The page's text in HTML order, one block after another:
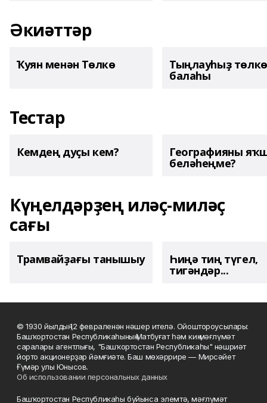
Әкиәттәр
Ҡуян менән Төлкө Тыңлауһыҙ төлкө
балаһы
Тестар
Кемдең дуҫы кем? Географияны
беләһеңме?
Күңелдәрҙең иләҫ-миләҫ
сағы
Трамвайҙағы танышыу Һиңә тиң түгел,
тигәндәр...
© 1930 йылдың 12 февраленән нәшер ителә. Ойоштороусылары:
Башҡортостан Республикаһының Матбуғат һәм киң мәғлүмәт
саралары агентлығы, "Башҡортостан Республикаһы" нәшриәт
йорто акционерҙар йәмғиәте. Баш мөхәррире — Мирсәйет
Ғүмәр улы Юнысов.
Об использовании персональных данных
Башҡортостан Республикаһы буйынса элемтә, мәғлүмәт